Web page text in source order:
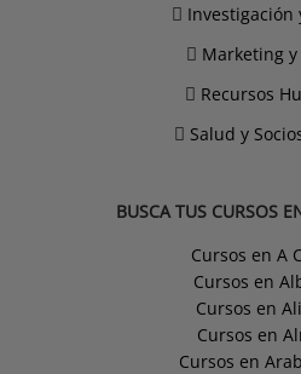
Investigación
Marketing y
Recursos
Salud y
BUSCA TUS CURSOS
Cursos en A
Cursos en
Cursos en
Cursos en
Cursos en